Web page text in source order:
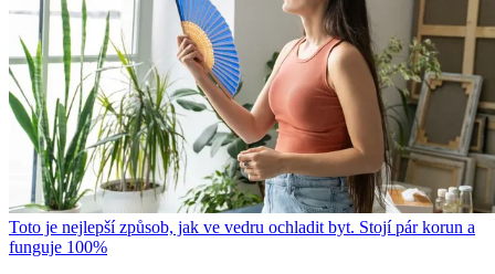
Toto je nejlepší způsob, jak ve vedru ochladit byt. Stojí pár korun a
funguje 100%